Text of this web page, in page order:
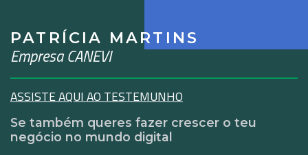
PATRÍCIA MARTINS
Empresa CANEVI
ASSISTE AQUI AO TESTEMUNHO
Se também queres fazer crescer o teu
negócio no mundo digital